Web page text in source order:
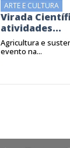
ARTE E CULTURA
Virada
atividades...
Agricultura e
evento na...